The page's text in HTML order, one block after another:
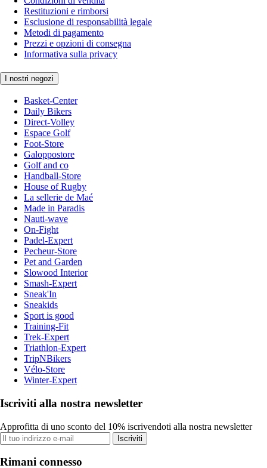
Restituzioni e rimborsi
Esclusione di responsabilità legale
Metodi di pagamento
Prezzi e opzioni di consegna
Informativa sulla privacy
I nostri negozi
Basket-Center
Daily Bikers
Direct-Volley
Espace Golf
Foot-Store
Galoppostore
Golf and co
Handball-Store
House of Rugby
La sellerie de Maé
Made in Paradis
Nauti-wave
On-Fight
Padel-Expert
Pecheur-Store
Pet and Garden
Slowood Interior
Smash-Expert
Sneak'In
Sneakids
Sport is good
Training-Fit
Trek-Expert
Triathlon-Expert
TripNBikers
Vélo-Store
Winter-Expert
Iscriviti alla nostra newsletter
Approfitta di uno sconto del 10% iscrivendoti alla nostra newsletter
Iscriviti
Rimani connesso